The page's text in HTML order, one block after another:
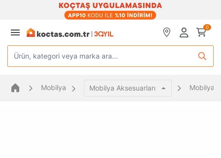
0
Ürün, kategori veya marka ara...
Mobilya Mobilya Aksesuarları Mobilya